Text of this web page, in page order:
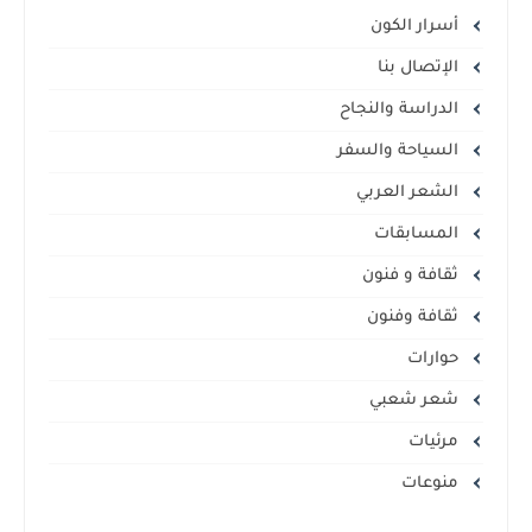
أسرار الكون
الإتصال بنا
الدراسة والنجاح
السياحة والسفر
الشعر العربي
المسابقات
ثقافة و فنون
ثقافة وفنون
حوارات
شعر شعبي
مرئيات
منوعات